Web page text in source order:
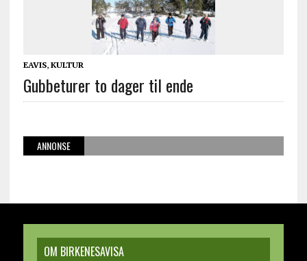
EAVIS, KULTUR
Gubbeturer to dager til ende
ANNONSE
OM BIRKENESAVISA